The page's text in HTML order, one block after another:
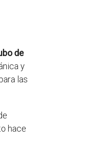
de
y
las
hace